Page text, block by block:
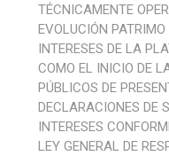
TÉCNICAMENTE
EVOLUCIÓN
INTERESES DE LA
COMO EL INICIO DE
PÚBLICOS DE
DECLARACIONES DE
INTERESES
LEY GENERAL DE